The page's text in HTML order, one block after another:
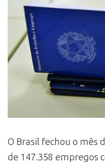
O Brasil fechou o mês
de 147.358 empregos